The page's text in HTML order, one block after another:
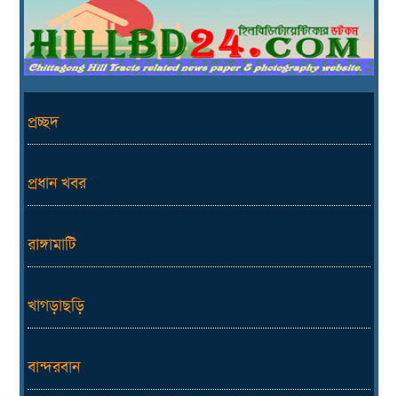
প্রচ্ছদ
প্রধান খবর
রাঙ্গামাটি
খাগড়াছড়ি
বান্দরবান